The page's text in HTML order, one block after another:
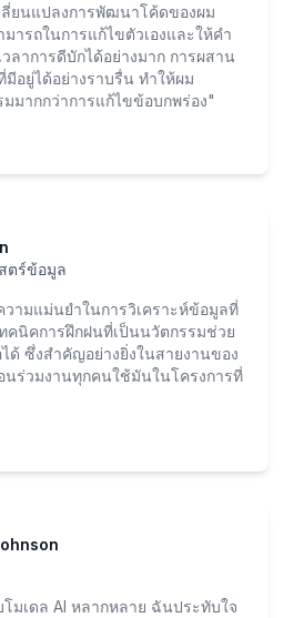
ลี่ยนแปลงการพัฒนาโค้ดของผม
ารถในการแก้ไขตัวเองและให้คำ
ลาการดีบักได้อย่างมาก การผสาน
มีอยู่ได้อย่างราบรื่น ทำให้ผม
มากกว่าการแก้ไขข้อบกพร่อง"
ตร์ข้อมูล
ามแม่นยำในการวิเคราะห์ข้อมูลที่
คนิคการฝึกฝนที่เป็นนวัตกรรมช่วย
ด้ ซึ่งสำคัญอย่างยิ่งในสายงานของ
ร่วมงานทุกคนใช้มันในโครงการที่
มเดล AI หลากหลาย ฉันประทับใจ